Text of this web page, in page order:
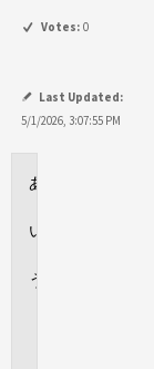
Votes: 0
Last Updated:
5/1/2026, 3:07:55 PM